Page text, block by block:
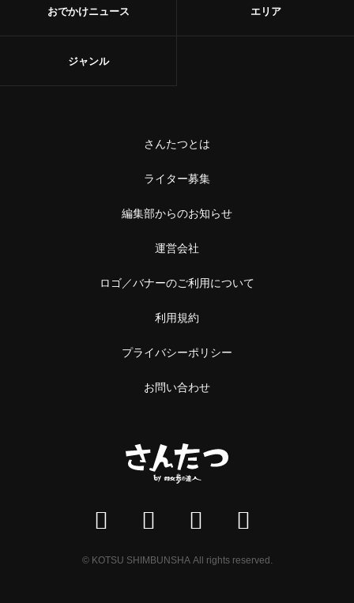
おでかけニュース エリア
ジャンル
さんたつとは
ライター募集
編集部からのお知らせ
運営会社
ロゴ／バナーのご利用について
利用規約
プライバシーポリシー
お問い合わせ
© KOTSU SHIMBUNSHA All rights reserved.